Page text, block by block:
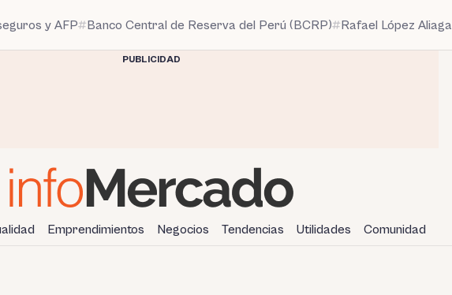
y AFP Banco Central de Reserva del Perú (BCRP) Rafael López Aliaga
PUBLICIDAD
Emprendimientos Negocios Tendencias Utilidades Comunidad